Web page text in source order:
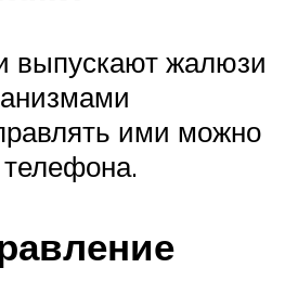
выпускают жалюзи
ими можно